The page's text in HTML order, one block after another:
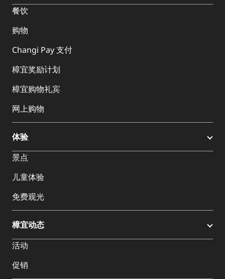
餐饮
购物
Changi Pay 支付
樟宜奖励计划
樟宜购物礼宾
网上购物
体验
景点
儿童体验
免费观光
樟宜动态
活动
促销